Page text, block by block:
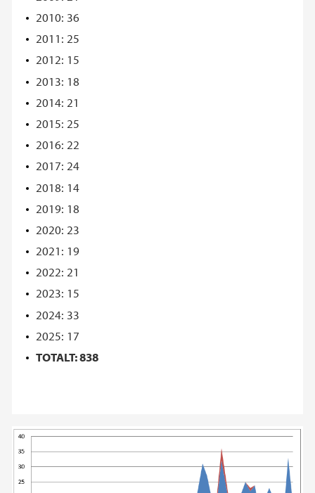
2010: 36
2011: 25
2012: 15
2013: 18
2014: 21
2015: 25
2016: 22
2017: 24
2018: 14
2019: 18
2020: 23
2021: 19
2022: 21
2023: 15
2024: 33
2025: 17
TOTALT: 838